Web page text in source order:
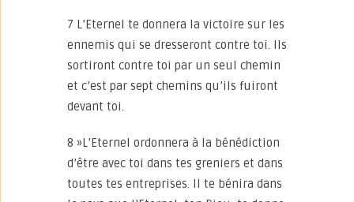
7 L’Eternel te donnera la victoire sur les
ennemis qui se dresseront contre toi. Ils
sortiront contre toi par un seul chemin
et c’est par sept chemins qu’ils fuiront
devant toi.
8 »L’Eternel ordonnera à la bénédiction
d’être avec toi dans tes greniers et dans
toutes tes entreprises. Il te bénira dans